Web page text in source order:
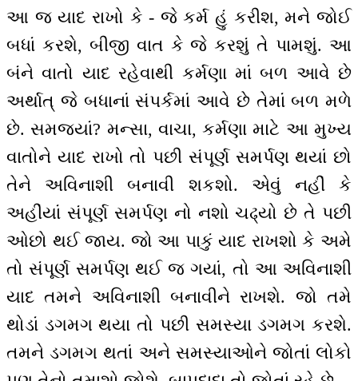
આ જ યાદ રાખો કે - જે કર્મ હું કરીશ, મને જોઈ
બધાં કરશે, બીજી વાત કે જે કરશું તે પામશું. આ
બંને વાતો યાદ રહેવાથી કર્મણા માં બળ આવે છે
અર્થાત્ જે બધાનાં સંપર્કમાં આવે છે તેમાં બળ મળે
છે. સમજ્યાં? મન્સા, વાચા, કર્મણા માટે આ મુખ્ય
વાતોને યાદ રાખો તો પછી સંપૂર્ણ સમર્પણ થયાં છો
તેને અવિનાશી બનાવી શકશો. એવું નહીં કે
અહીંયાં સંપૂર્ણ સમર્પણ નો નશો ચઢ્યો છે તે પછી
ઓછો થઈ જાય. જો આ પાકું યાદ રાખશો કે અમે
તો સંપૂર્ણ સમર્પણ થઈ જ ગયાં, તો આ અવિનાશી
યાદ તમને અવિનાશી બનાવીને રાખશે. જો તમે
થોડાં ડગમગ થયા તો પછી સમસ્યા ડગમગ કરશે.
તમને ડગમગ થતાં અને સમસ્યાઓને જોતાં લોકો